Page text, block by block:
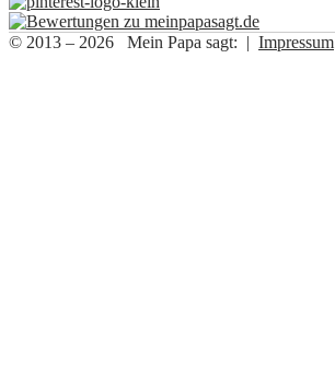
© 2013 – 2026 Mein Papa sagt: | Impressum